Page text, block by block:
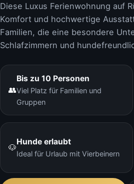
Diese Luxus Ferienwohnung auf
Komfort und hochwertige
Familien, die eine besondere
Schlafzimmern und
👥
Bis zu 10 Personen
Viel Platz für Familien und
Gruppen
🐶
Hunde erlaubt
Ideal für Urlaub mit Vierbeinern